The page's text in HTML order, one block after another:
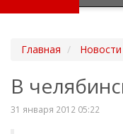
Главная Новости
В
31 января 2012 05:22